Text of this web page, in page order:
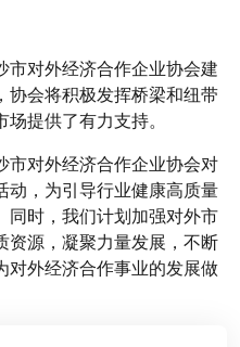
市对外经济合作企业协会建
协会将积极发挥桥梁和纽带
提供了有力支持。
市对外经济合作企业协会对
动，为引导行业健康高质量
同时，我们计划加强对外市
资源，凝聚力量发展，不断
对外经济合作事业的发展做